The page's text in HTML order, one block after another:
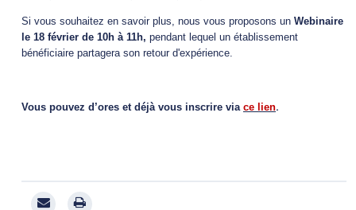
Si vous souhaitez en savoir plus, nous vous proposons un Webinaire
le 18 février de 10h à 11h, pendant lequel un établissement
bénéficiaire partagera son retour d'expérience.
Vous pouvez d’ores et déjà vous inscrire via ce lien.